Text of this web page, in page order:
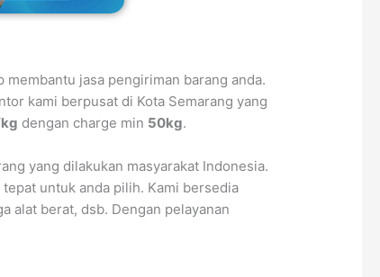
jasa pengiriman barang anda.
kami berpusat di Kota Semarang yang
dengan charge min 50kg.
yang dilakukan masyarakat Indonesia.
untuk anda pilih. Kami bersedia
alat berat, dsb. Dengan pelayanan